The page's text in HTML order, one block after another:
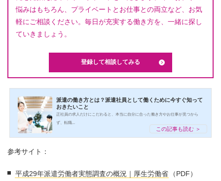
悩みはもちろん、プライベートとお仕事との両立など、お気
軽にご相談ください。毎日が充実する働き方を、一緒に探し
ていきましょう。
登録して相談してみる
派遣の働き方とは？派遣社員として働くために今すぐ知って
おきたいこと
正社員の求人だけにこだわると、本当に自分に合った働き方やお仕事が見つから
ず、転職...
この記事も読む ＞
参考サイト：
平成29年派遣労働者実態調査の概況｜厚生労働省 （PDF）